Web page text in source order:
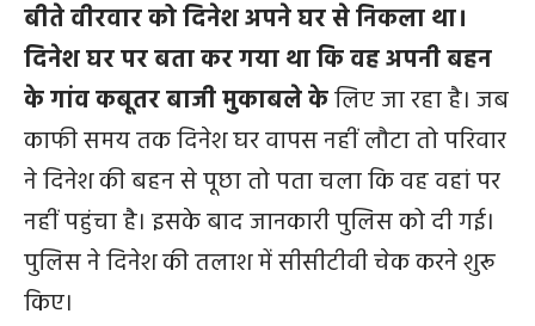
बीते वीरवार को दिनेश अपने घर से निकला था।
दिनेश घर पर बता कर गया था कि वह अपनी बहन
के गांव कबूतर बाजी मुकाबले केलिए जा रहा है। जब
काफी समय तक दिनेश घर वापस नहीं लौटा तो परिवार
ने दिनेश की बहन से पूछा तो पता चला कि वह वहां पर
नहीं पहुंचा है। इसके बाद जानकारी पुलिस को दी गई।
पुलिस ने दिनेश की तलाश में सीसीटीवी चेक करने शुरू
किए।